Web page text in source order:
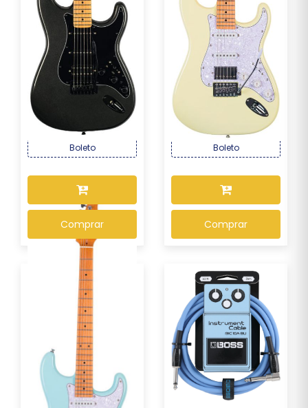
Guitarra Seizi Multi Smart
– Metallic ...
R$ 2.169,00
OU R$ 2.017,17 no PIX ou
Boleto
Comprar
Guitarra Seizi Fun
Vintage Budokan HSS...
R$ 1.499,00
OU R$ 1.394,07 no PIX ou
Boleto
Comprar